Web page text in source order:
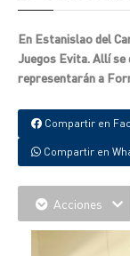
En Estanislao del
Juegos Evita. Allí se
representarán a
Compartir en
Compartir en
Acciones